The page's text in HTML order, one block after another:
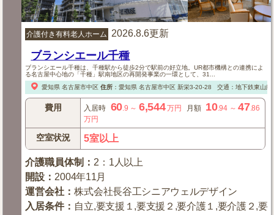
介護付き有料老人ホーム 2026.8.6更新
ブランシエール千種
ブランシエール千種は、千種駅から徒歩2分で駅前の好立地。UR都市機構との連携によ
る名古屋中心地の「千種」駅南地区の再開発事業の一環として、31...
愛知県 名古屋市中区 住所： 愛知県 名古屋市中区新栄3-20-28 交通：地下鉄東山
費用 入居時 60.9 ～ 6,544万円 月額 10.94～47.86
万円
空室状況 5室以上
介護職員体制 ： 2：1人以上
開設 ： 2004年11月
運営会社 ：株式会社長谷工シニアウェルデザイン
入居条件： 自立,要支援１,要支援２,要介護１,要介護２,要